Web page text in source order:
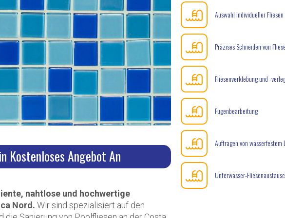
Kostenloses Angebot An
nahtlose und hochwertige
Nord. Wir sind spezialisiert auf den
Auswahl individueller Fliesen
Präzises Schneiden von
Fliesenverklebung und -
Fugenbearbeitung
Auftragen von
Unterwasser-